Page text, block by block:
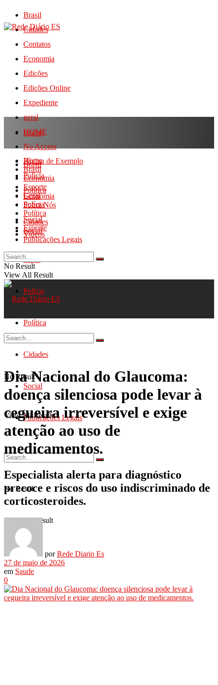
Brasil
Cidades
Contatos
Economia
Edições
Edições Online
Expediente
geral
HOME
No Access
Página de Exemplo
Polícia
Política
Sobre Nós
Social
Videos
Home
Brasil
Economia
Esporte
Geral
Polícia
Política
Cidades
Social
Publicações Legais
No Result
View All Result
Home
Brasil
Economia
Esporte
Geral
Polícia
Política
Cidades
Social
Publicações Legais
No Result
View All Result
No Result
View All Result
Dia Nacional do Glaucoma:
doença silenciosa pode levar à
cegueira irreversível e exige
atenção ao uso de
medicamentos.
Especialista alerta para diagnóstico
precoce e riscos do uso indiscriminado de
corticosteroides.
por Rede Diario Es
27 de maio de 2026
em Saude
0